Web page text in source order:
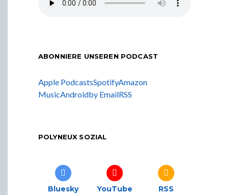
ABONNIERE UNSEREN PODCAST
Apple PodcastsSpotifyAmazon
MusicAndroidby EmailRSS
POLYNEUX SOZIAL
Bluesky YouTube RSS